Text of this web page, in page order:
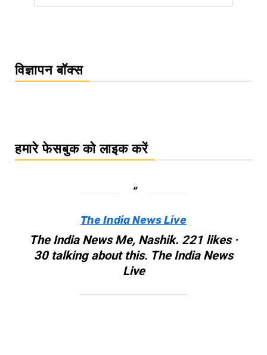
विज्ञापन बॉक्स
हमारे फेसबुक को लाइक करें
The India News Live
The India News Me, Nashik. 221 likes ·
30 talking about this. The India News
Live